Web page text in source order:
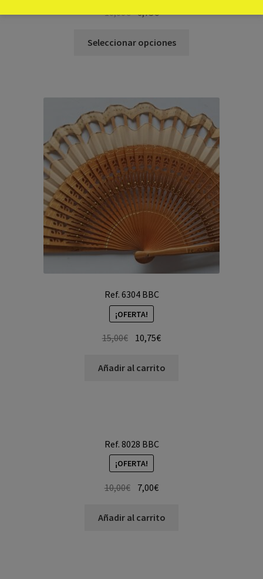
10,00€ 6,75€
Seleccionar opciones
Ref. 6304 BBC
¡OFERTA!
15,00€ 10,75€
Añadir al carrito
Ref. 8028 BBC
¡OFERTA!
10,00€ 7,00€
Añadir al carrito